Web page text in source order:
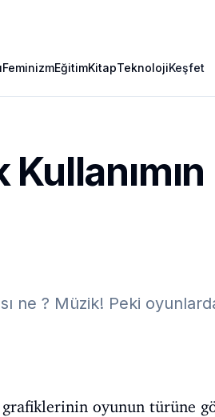
FeminizmEğitimKitapTeknolojiKeşfet
ne ? Müzik! Peki
grafiklerinin oyunun türüne